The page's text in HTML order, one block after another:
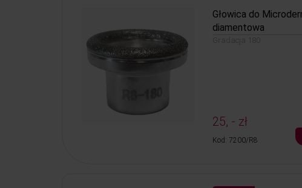
Głowica do
diamentowa
25, - zł
Kod: 7200/R8